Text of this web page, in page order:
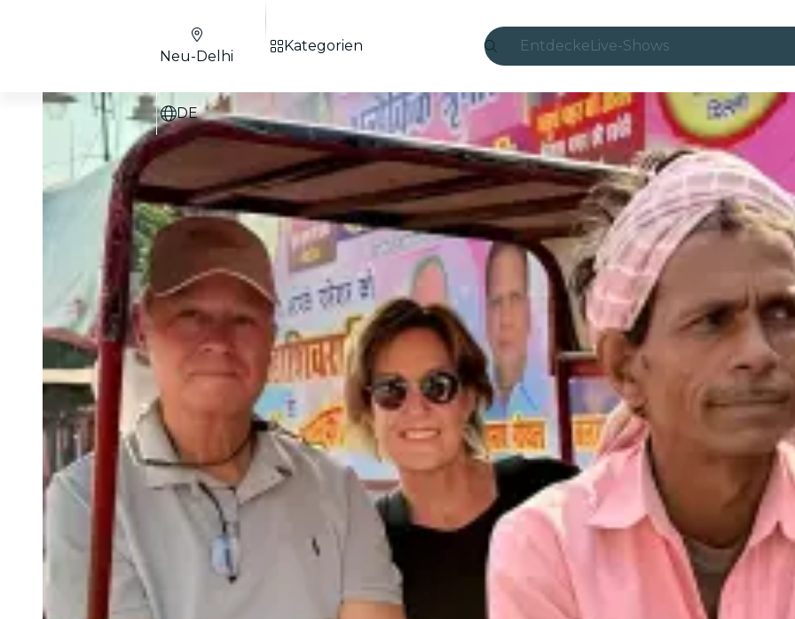
EntdeckeLive-Shows
Candlelight
London
Erlebnisse und Städte
São Paulo
Seoul
Stadttouren
Konzerte
Restaurants
Kino
Neu-Delhi
DE
Kategorien